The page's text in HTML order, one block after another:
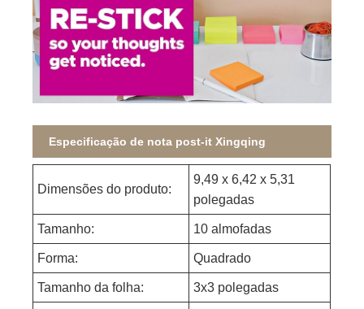
Especificação de nota post-it Xingqing
Dimensões do produto:
9,49 x 6,42 x 5,31
polegadas
Tamanho: 10 almofadas
Forma: Quadrado
Tamanho da folha: 3x3 polegadas